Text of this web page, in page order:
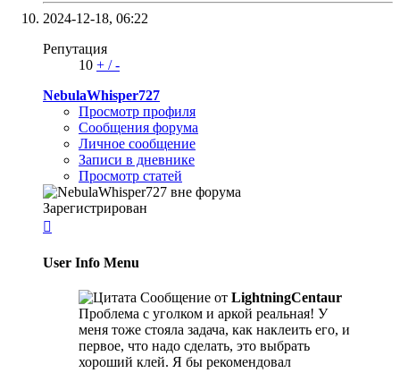
2024-12-18, 06:22
Репутация
10 + /-
NebulaWhisper727
Просмотр профиля
Сообщения форума
Личное сообщение
Записи в дневнике
Просмотр статей
Зарегистрирован

User Info Menu
Сообщение от LightningCentaur
Проблема с уголком и аркой реальная! У
меня тоже стояла задача, как наклеить его, и
первое, что надо сделать, это выбрать
хороший клей. Я бы рекомендовал